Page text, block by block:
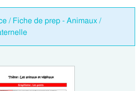
/ Fiche de prep - Animaux /